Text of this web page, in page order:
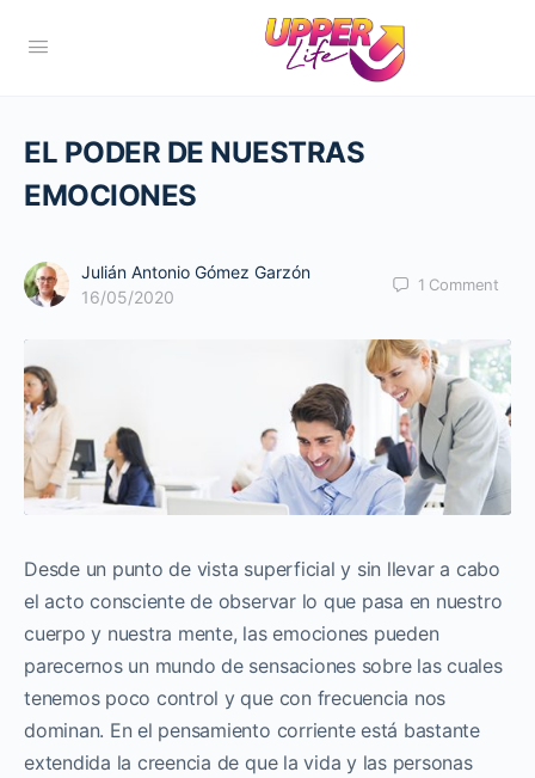
EL PODER DE NUESTRAS
EMOCIONES
Julián Antonio Gómez Garzón
16/05/2020
1 Comment
Desde un punto de vista superficial y sin llevar a cabo
el acto consciente de observar lo que pasa en nuestro
cuerpo y nuestra mente, las emociones pueden
parecernos un mundo de sensaciones sobre las cuales
tenemos poco control y que con frecuencia nos
dominan. En el pensamiento corriente está bastante
extendida la creencia de que la vida y las personas